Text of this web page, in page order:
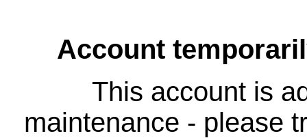
Account
This account is
maintenance - please